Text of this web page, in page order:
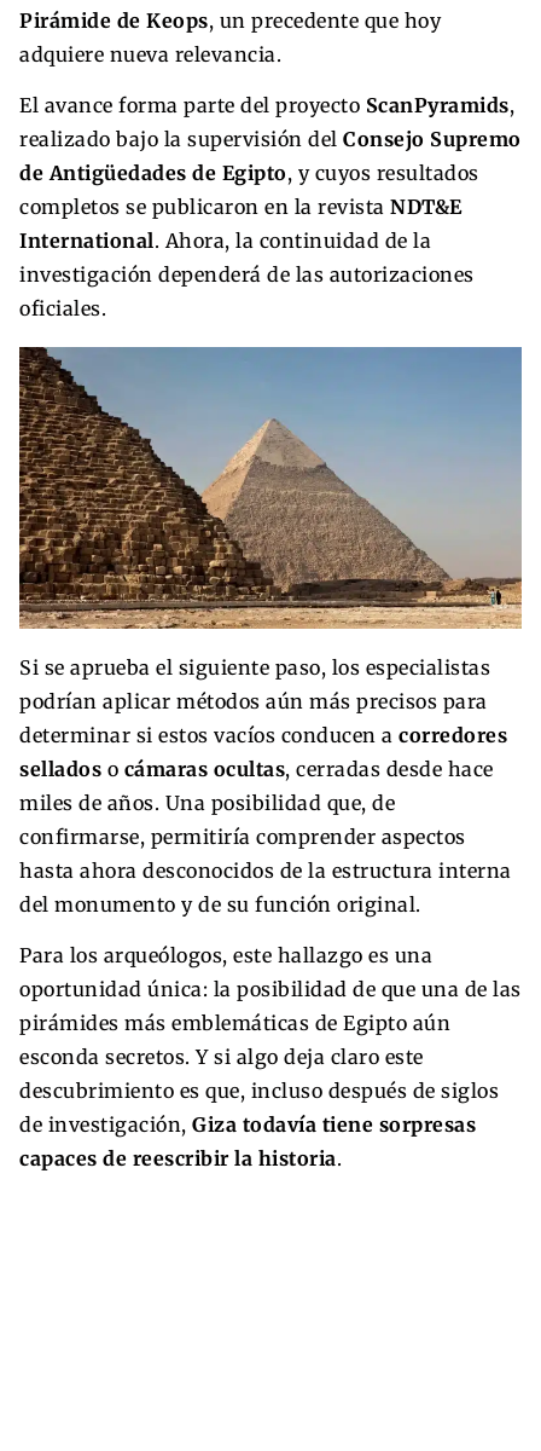
Pirámide de Keops, un precedente que hoy
adquiere nueva relevancia.
El avance forma parte del proyecto ScanPyramids,
realizado bajo la supervisión del Consejo Supremo
de Antigüedades de Egipto, y cuyos resultados
completos se publicaron en la revista NDT&E
International. Ahora, la continuidad de la
investigación dependerá de las autorizaciones
oficiales.
Si se aprueba el siguiente paso, los especialistas
podrían aplicar métodos aún más precisos para
determinar si estos vacíos conducen a corredores
sellados o cámaras ocultas, cerradas desde hace
miles de años. Una posibilidad que, de
confirmarse, permitiría comprender aspectos
hasta ahora desconocidos de la estructura interna
del monumento y de su función original.
Para los arqueólogos, este hallazgo es una
oportunidad única: la posibilidad de que una de las
pirámides más emblemáticas de Egipto aún
esconda secretos. Y si algo deja claro este
descubrimiento es que, incluso después de siglos
de investigación, Giza todavía tiene sorpresas
capaces de reescribir la historia.